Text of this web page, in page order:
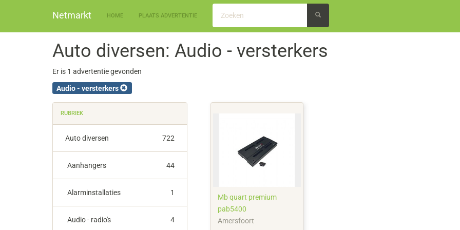
Netmarkt HOME PLAATS ADVERTENTIE
Auto diversen: Audio - versterkers
Er is 1 advertentie gevonden
Audio - versterkers
RUBRIEK
Auto diversen 722
Aanhangers 44
Alarminstallaties 1
Audio - radio's 4
Mb quart premium
pab5400
Amersfoort